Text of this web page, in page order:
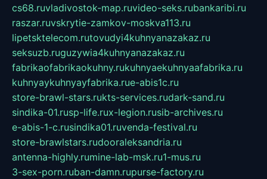
cs68.ruvladivostok-map.ruvideo-seks.rubankaribi.ru
raszar.ruvskrytie-zamkov-moskva113.ru
lipetsktelecom.rutovudyi4kuhnyanazakaz.ru
seksuzb.ruguzywia4kuhnyanazakaz.ru
fabrikaofabrikaokuhny.rukuhnyaekuhnyaafabrika.ru
kuhnyaykuhnyayfabrika.rue-abis1c.ru
store-brawl-stars.rukts-services.rudark-sand.ru
sindika-01.rusp-life.rux-legion.rusib-archives.ru
e-abis-1-c.rusindika01.ruvenda-festival.ru
store-brawlstars.rudooraleksandria.ru
antenna-highly.rumine-lab-msk.ru1-mus.ru
3-sex-porn.ruban-damn.rupurse-factory.ru